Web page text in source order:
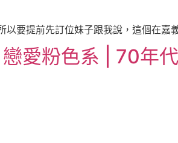
以要提前先訂位妹子跟我說，這個在
愛粉色系 | 70年